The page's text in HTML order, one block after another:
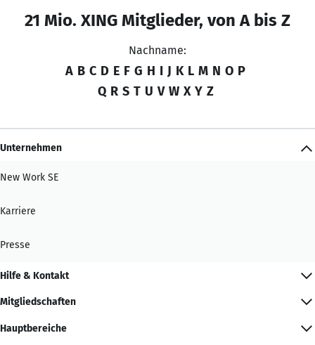
21 Mio. XING Mitglieder, von A bis Z
Nachname:
A B C D E F G H I J K L M N O P
Q R S T U V W X Y Z
Unternehmen
New Work SE
Karriere
Presse
Hilfe & Kontakt
Mitgliedschaften
Hauptbereiche